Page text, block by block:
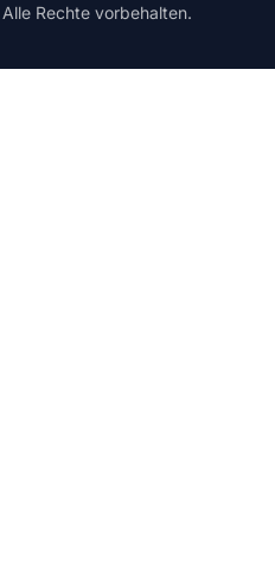
Rechte vorbehalten.